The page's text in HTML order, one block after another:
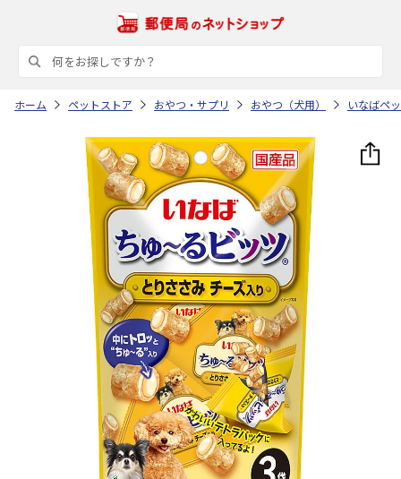
ホーム ペットストア おやつ・サプリ おやつ（犬用） いなばペ